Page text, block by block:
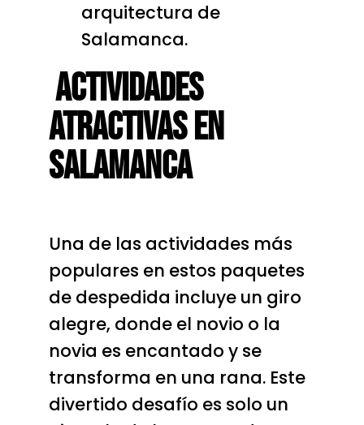
arquitectura de
Salamanca.
Actividades
Atractivas En
Salamanca
Una de las actividades más
populares en estos paquetes
de despedida incluye un giro
alegre, donde el novio o la
novia es encantado y se
transforma en una rana. Este
divertido desafío es solo un